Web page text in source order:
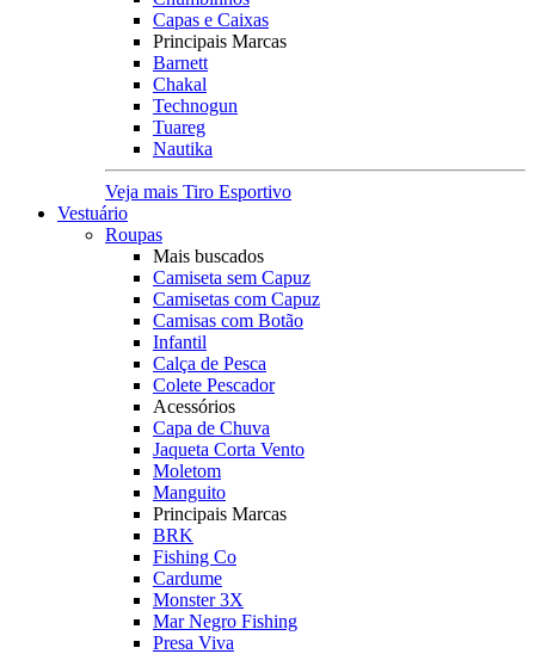
Capas e Caixas
Principais Marcas
Barnett
Chakal
Technogun
Tuareg
Nautika
Veja mais Tiro Esportivo
Vestuário
Roupas
Mais buscados
Camiseta sem Capuz
Camisetas com Capuz
Camisas com Botão
Infantil
Calça de Pesca
Colete Pescador
Acessórios
Capa de Chuva
Jaqueta Corta Vento
Moletom
Manguito
Principais Marcas
BRK
Fishing Co
Cardume
Monster 3X
Mar Negro Fishing
Presa Viva